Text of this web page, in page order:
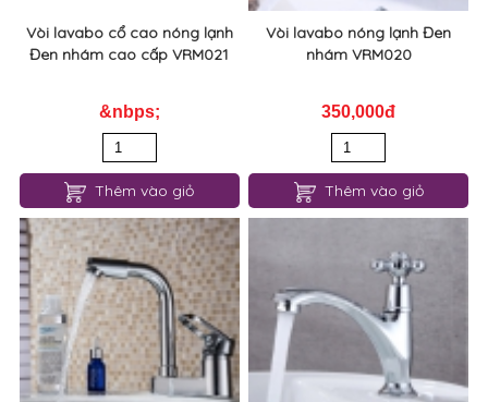
Vòi lavabo cổ cao nóng lạnh
Đen nhám cao cấp VRM021
&nbps;
Thêm vào giỏ
Vòi lavabo nóng lạnh Đen
nhám VRM020
350,000đ
Thêm vào giỏ